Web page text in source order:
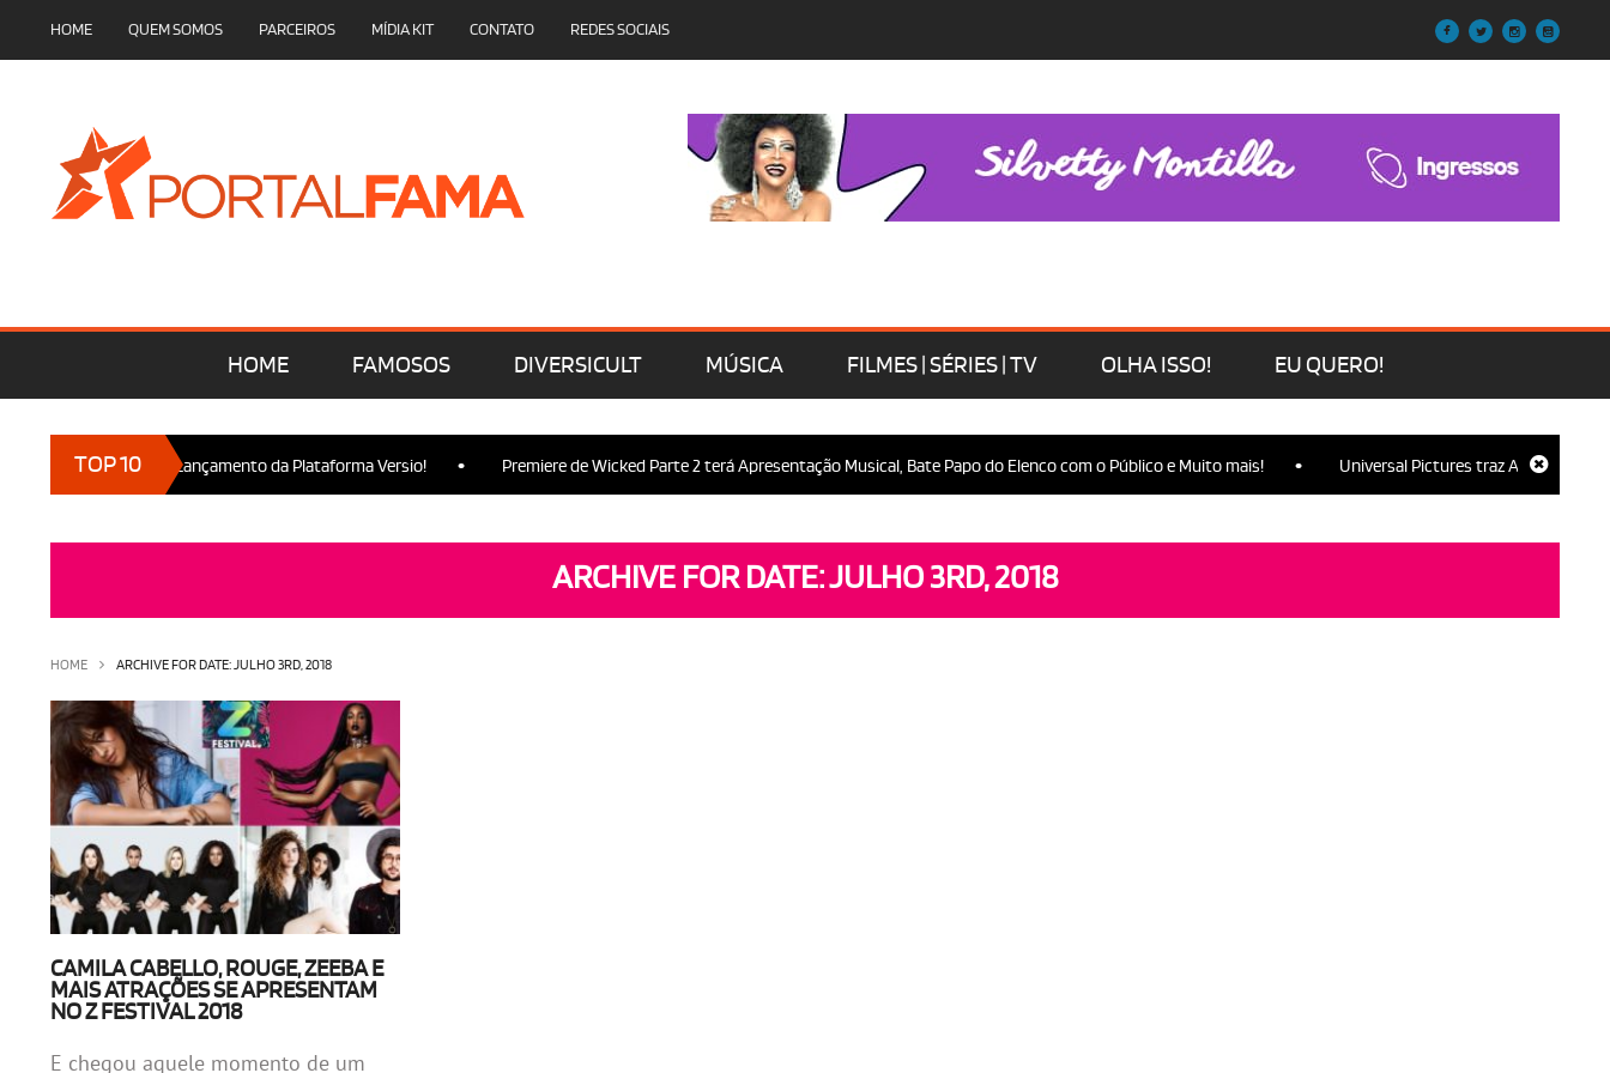
HOME QUEM SOMOS PARCEIROS MÍDIA KIT CONTATO REDES SOCIAIS
HOME FAMOSOS DIVERSICULT MÚSICA FILMES | SÉRIES | TV OLHA ISSO! EU QUERO!
TOP 10
presença no Lançamento da Plataforma Versio! Premiere de Wicked Parte 2 terá Apresentação Musical, Bate Papo do Elenco com o Público e Muito mais! Universal Pictures traz Ariana
ARCHIVE FOR DATE: JULHO 3RD, 2018
HOME ARCHIVE FOR DATE: JULHO 3RD, 2018
CAMILA CABELLO, ROUGE, ZEEBA E
MAIS ATRAÇÕES SE APRESENTAM
NO Z FESTIVAL 2018
E chegou aquele momento de um